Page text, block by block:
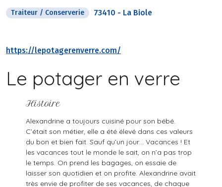
Traiteur / Conserverie 73410 - La Biole
https://lepotagerenverre.com/
Le potager en verre
Histoire
Alexandrine a toujours cuisiné pour son bébé.
C’était son métier, elle a été élevé dans ces valeurs
du bon et bien fait. Sauf qu’un jour… Vacances ! Et
les vacances tout le monde le sait, on n’a pas trop
le temps. On prend les bagages, on essaie de
laisser son quotidien et on profite. Alexandrine avait
très envie de profiter de ses vacances, de chaque